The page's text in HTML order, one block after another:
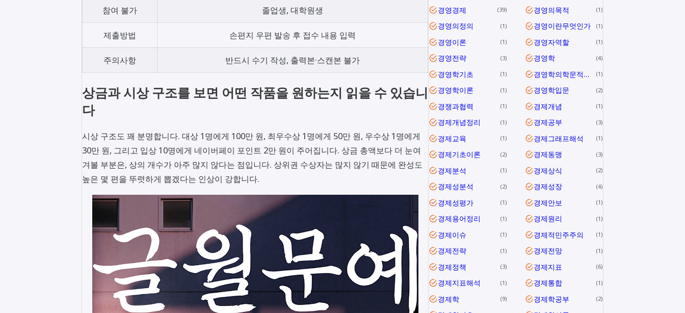
참여 불가 졸업생, 대학원생
제출방법 손편지 우편 발송 후 접수 내용 입력
주의사항 반드시 수기 작성, 출력본·스캔본 불가
상금과 시상 구조를 보면 어떤 작품을 원하는지 읽을 수 있습니
다
시상 구조도 꽤 분명합니다. 대상 1명에게 100만 원, 최우수상 1명에게 50만 원, 우수상 1명에게
30만 원, 그리고 입상 10명에게 네이버페이 포인트 2만 원이 주어집니다. 상금 총액보다 더 눈여
겨볼 부분은, 상의 개수가 아주 많지 않다는 점입니다. 상위권 수상자는 많지 않기 때문에 완성도
높은 몇 편을 뚜렷하게 뽑겠다는 인상이 강합니다.
경영경제 39 경영의목적 1
경영의정의 1 경영이란무엇인가 1
경영이론 1 경영자역할 1
경영전략 3 경영학 4
경영학기초 1 경영학의학문적특성 1
경영학이론 1 경영학입문 2
경쟁과협력 1 경제개념 1
경제개념정리 1 경제공부 3
경제교육 1 경제그래프해석 1
경제기초이론 2 경제동맹 3
경제분석 1 경제상식 2
경제성분석 2 경제성장 4
경제성평가 1 경제안보 1
경제용어정리 1 경제원리 1
경제이슈 1 경제적민주주의 1
경제전략 1 경제전망 1
경제정책 3 경제지표 6
경제지표해석 1 경제통합 1
경제학 9 경제학공부 2